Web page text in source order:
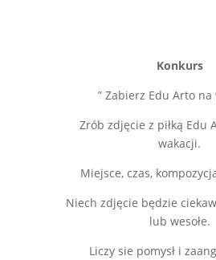
Konkurs
” Zabierz Edu Arto na
Zrób zdjęcie z piłką Edu
wakacji.
Miejsce, czas,
Niech zdjęcie będzie
lub wesołe.
Liczy sie pomysł i